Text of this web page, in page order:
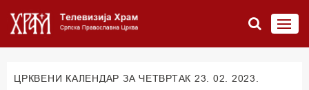
ЦРКВЕНИ КАЛЕНДАР ЗА ЧЕТВРТАК 23. 02. 2023.